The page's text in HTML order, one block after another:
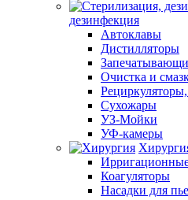
дезинфекция
Автоклавы
Дистилляторы
Очистка и
Сухожары
УЗ-Мойки
УФ-камеры
Коагуляторы
Насадки для